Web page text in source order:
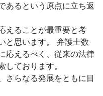
あるという原点に立ち返
えることが最重要と考
と思います。 弁護士数
応えるべく、従来の法律
ております。
さらなる発展をともに目